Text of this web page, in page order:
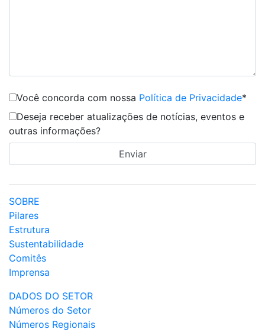
Você concorda com nossa Política de Privacidade*
Deseja receber atualizações de notícias, eventos e
outras informações?
SOBRE
Pilares
Estrutura
Sustentabilidade
Comitês
Imprensa
DADOS DO SETOR
Números do Setor
Números Regionais